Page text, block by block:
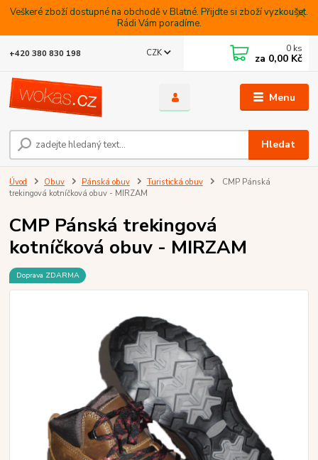
Veškeré zboží dostupné na obchodě v Blatné. Přijdte si zboží vyzkoušet.
Rádi Vám poradíme.
Menu
CZK
Hledat
+420 380 830 198 0 ks
za 0,00 Kč
Úvod Obuv Pánská obuv Turistická obuv
CMP Pánská
trekingová kotníčková obuv - MIRZAM
CMP Pánská trekingová
kotníčková obuv - MIRZAM
Doprava ZDARMA